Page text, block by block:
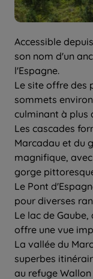
Accessible
son nom d'un
l'Espagne.
Le site offre des
sommets
culminant à plus
Les cascades
Marcadau et du
magnifique,
gorge
Le Pont
pour diverses
Le lac de Gaube,
offre une vue
La vallée du
superbes
au refuge